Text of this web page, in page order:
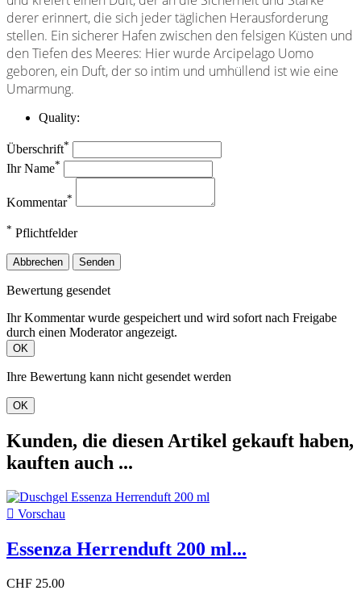
derer erinnert, die sich jeder täglichen Herausforderung
stellen. Ein sicherer Hafen zwischen den felsigen Küsten und
den Tiefen des Meeres: Hier wurde Arcipelago Uomo
geboren, ein Duft, der so intim und umhüllend ist wie eine
Umarmung.
Quality:
Überschrift*
Ihr Name*
Kommentar*
* Pflichtfelder
Abbrechen Senden
Bewertung gesendet
Ihr Kommentar wurde gespeichert und wird sofort nach Freigabe
durch einen Moderator angezeigt.
OK
Ihre Bewertung kann nicht gesendet werden
OK
Kunden, die diesen Artikel gekauft haben,
kauften auch ...
 Vorschau
Essenza Herrenduft 200 ml...
CHF 25.00